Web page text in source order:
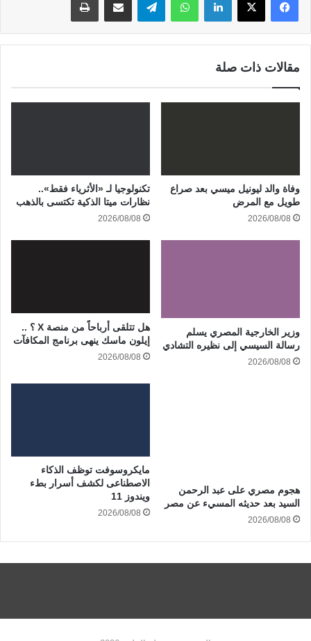
مقالات ذات صلة
وفاة والد ليونيل ميسي بعد صراع
طويل مع المرض
2026/08/08
تكنولوجيا لـ «الأثرياء فقط»..
نظارات ميتا الذكية تكتسى بالذهب
2026/08/08
وزير الخارجية المصري يسلم
رسالة السيسي إلى نظيره التشادي
2026/08/08
هل تتلقى أرباحاً من منصة X ؟ ..
إيلون ماسك ينهى برنامج المكافآت
2026/08/08
هجوم مصري على عبد الرحمن
السيد بعد حديثه المسيء عن مصر
2026/08/08
مايكروسوفت توظف الذكاء
الاصطناعى لكشف أسرار بطء
ويندوز 11
2026/08/08